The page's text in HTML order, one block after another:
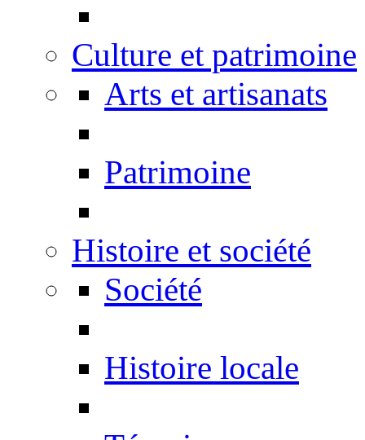
Culture et patrimoine
Arts et artisanats
Patrimoine
Histoire et société
Société
Histoire locale